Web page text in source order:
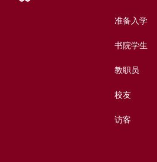
准备入学
书院学生
教职员
校友
访客